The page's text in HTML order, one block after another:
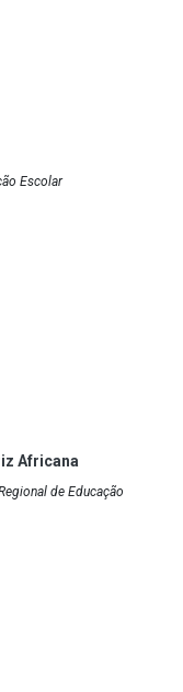
Escolar
Africana
de Educação